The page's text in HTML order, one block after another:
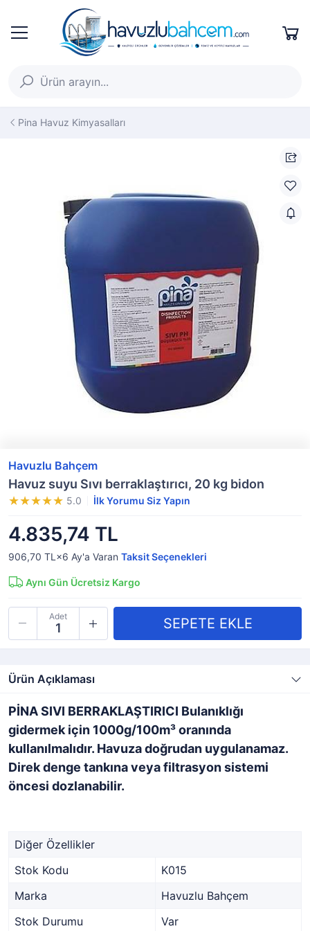
Pina Havuz Kimyasalları
Havuzlu Bahçem
Havuz suyu Sıvı berraklaştırıcı, 20 kg bidon
5.0 İlk Yorumu Siz Yapın
4.835,74 TL
906,70 TL×6 Ay'a Varan Taksit Seçenekleri
Aynı Gün Ücretsiz Kargo
Adet
Ürün Açıklaması
PİNA SIVI BERRAKLAŞTIRICI Bulanıklığı
gidermek için 1000g/100m³ oranında
kullanılmalıdır. Havuza doğrudan uygulanamaz.
Direk denge tankına veya filtrasyon sistemi
öncesi dozlanabilir.
Diğer Özellikler
Stok Kodu
K015
Marka
Havuzlu Bahçem
Stok Durumu
Var